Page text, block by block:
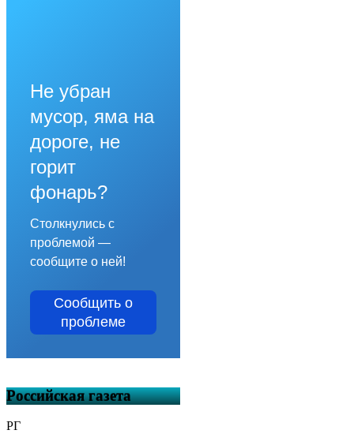
Не убран
мусор, яма на
дороге, не
горит
фонарь?
Столкнулись с
проблемой —
сообщите о ней!
Сообщить о
проблеме
Российская газета
РГ